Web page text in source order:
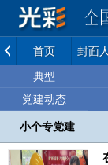
首页 封面
典型
党建动态
小个专党建